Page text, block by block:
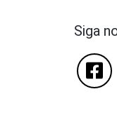
Siga